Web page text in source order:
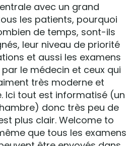
avec un grand
les patients, pourquoi
de temps, sont-ils
leur niveau de priorité
et aussi les examens
le médecin et ceux qui
très moderne et
Ici tout est informatisé (un
donc très peu de
plus clair. Welcome to
que tous les examens